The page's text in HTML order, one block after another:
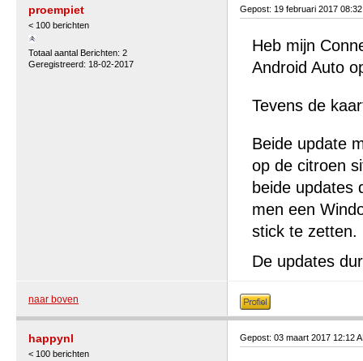
proempiet
< 100 berichten
Totaal aantal Berichten: 2
Geregistreerd: 18-02-2017
Gepost: 19 februari 2017
Heb mijn
Android Auto
Tevens de
Beide update
op de citroen
beide updates
men een
stick te zetten.
De updates
naar boven
happynl
< 100 berichten
Gepost: 03 maart 2017 12:12